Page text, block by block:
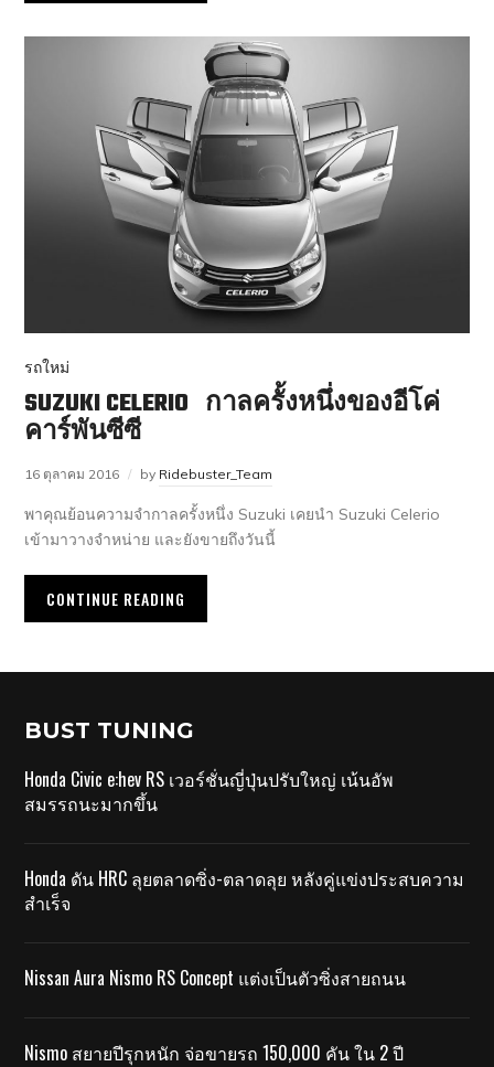
รถใหม่
SUZUKI CELERIO กาลครั้งหนึ่งของอีโค่
คาร์พันซีซี
16 ตุลาคม 2016 by Ridebuster_Team
พาคุณย้อนความจำกาลครั้งหนึ่ง Suzuki เคยนำ Suzuki Celerio
เข้ามาวางจำหน่าย และยังขายถึงวันนี้
CONTINUE READING
BUST TUNING
Honda Civic e:hev RS เวอร์ชั่นญี่ปุ่นปรับใหญ่ เน้นอัพ
สมรรถนะมากขึ้น
Honda ดัน HRC ลุยตลาดซิ่ง-ตลาดลุย หลังคู่แข่งประสบความ
สำเร็จ
Nissan Aura Nismo RS Concept แต่งเป็นตัวซิ่งสายถนน
Nismo สยายปีรุกหนัก จ่อขายรถ 150,000 คัน ใน 2 ปี